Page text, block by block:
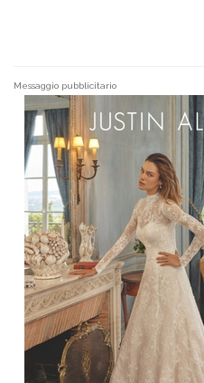
Messaggio pubblicitario